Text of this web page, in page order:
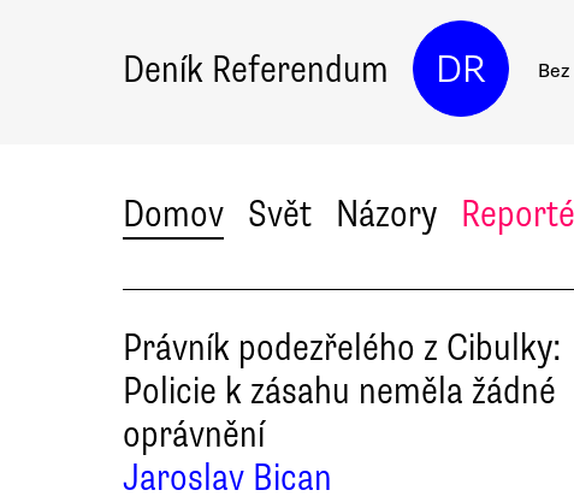
Deník Referendum DR
Domov Svět Názory
Právník podezřelého z Cibulky:
Policie k zásahu neměla žádné
oprávnění
Jaroslav Bican